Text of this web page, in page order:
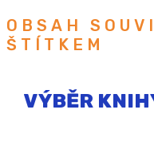
OBSAH
ŠTÍTKEM
VÝBĚR